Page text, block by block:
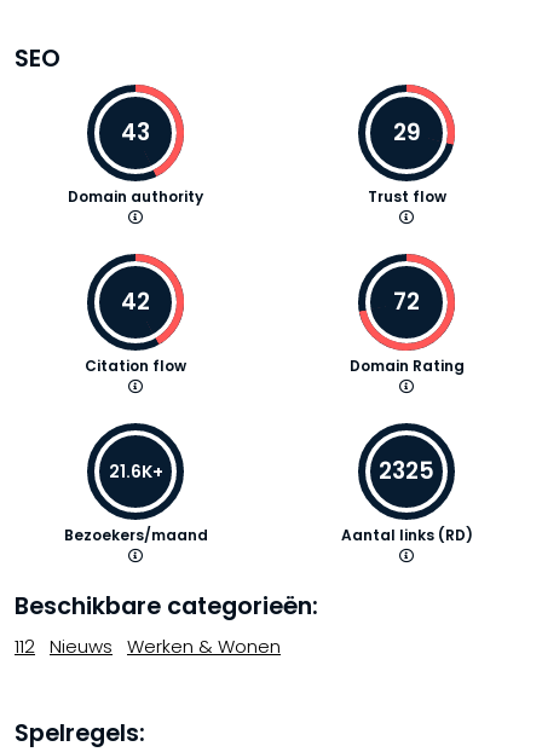
SEO
43
Domain authority
29
Trust flow
42
Citation flow
72
Domain Rating
21.6K+
Bezoekers/maand
2325
Aantal links (RD)
Beschikbare categorieën:
112 Nieuws Werken & Wonen
Spelregels: